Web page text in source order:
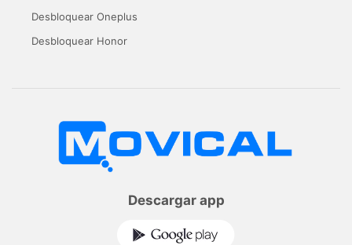
Desbloquear Oneplus
Desbloquear Honor
Descargar app